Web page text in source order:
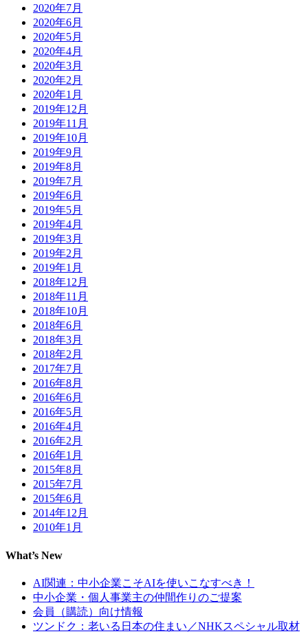
2020年7月
2020年6月
2020年5月
2020年4月
2020年3月
2020年2月
2020年1月
2019年12月
2019年11月
2019年10月
2019年9月
2019年8月
2019年7月
2019年6月
2019年5月
2019年4月
2019年3月
2019年2月
2019年1月
2018年12月
2018年11月
2018年10月
2018年6月
2018年3月
2018年2月
2017年7月
2016年8月
2016年6月
2016年5月
2016年4月
2016年2月
2016年1月
2015年8月
2015年7月
2015年6月
2014年12月
2010年1月
What’s New
AI関連：中小企業こそAIを使いこなすべき！
中小企業・個人事業主の仲間作りのご提案
会員（購読）向け情報
ツンドク：老いる日本の住まい／NHKスペシャル取材